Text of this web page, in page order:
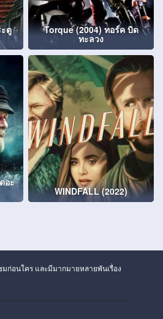
ตู Torque (2004) ทอร์ค บิด
ทะลวง
อะ
WINDFALL (2022)
ก่อนใคร และมีมากมายหลายพันเรื่อง